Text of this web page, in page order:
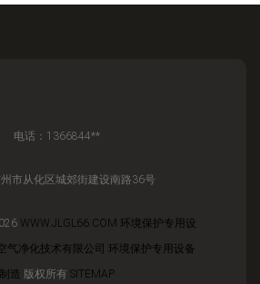
电话：1366844**
市从化区城郊街建设南路36号
WWW.JLGL66.COM 环境保护专用设
气净化技术有限公司 环境保护专用设备
制造 版权所有 SITEMAP